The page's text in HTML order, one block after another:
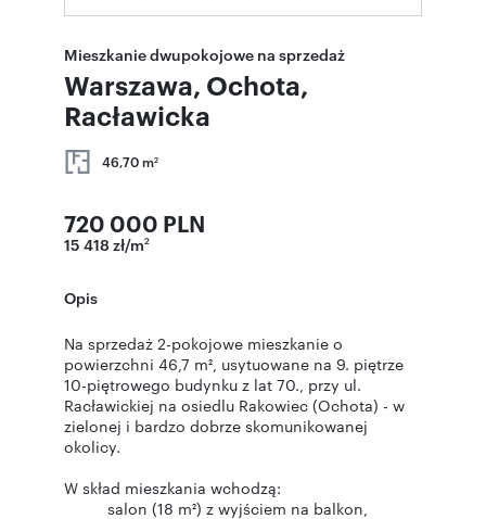
Mieszkanie dwupokojowe na sprzedaż
Warszawa, Ochota,
Racławicka
46,70 m2
720 000 PLN
15 418 zł/m2
Opis
Na sprzedaż 2-pokojowe mieszkanie o
powierzchni 46,7 m², usytuowane na 9. piętrze
10-piętrowego budynku z lat 70., przy ul.
Racławickiej na osiedlu Rakowiec (Ochota) - w
zielonej i bardzo dobrze skomunikowanej
okolicy.
W skład mieszkania wchodzą:
salon (18 m²) z wyjściem na balkon,